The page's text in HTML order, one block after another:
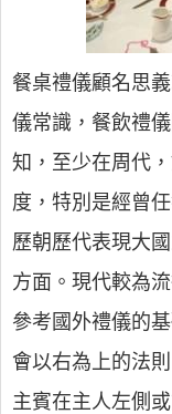
餐桌禮儀顧名思
儀常識，餐飲禮
知，至少在周代
度，特別是經曾
歷朝歷代表現大
方面。現代較為
參考國外禮儀的
會以右為上的法
主賓在主人左側